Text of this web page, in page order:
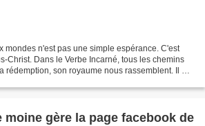
mondes n'est pas une simple espérance. C'est
Christ. Dans le Verbe Incarné, tous les chemins
rédemption, son royaume nous rassemblent. Il est
moine gère la page facebook de